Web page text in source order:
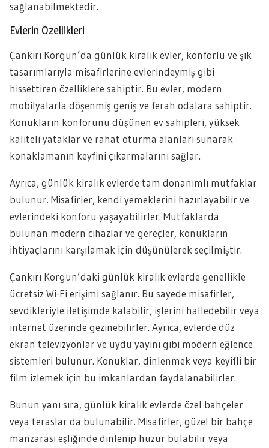
sağlanabilmektedir.
Evlerin Özellikleri
Çankırı Korgun’da günlük kiralık evler, konforlu ve şık
tasarımlarıyla misafirlerine evlerindeymiş gibi
hissettiren özelliklere sahiptir. Bu evler, modern
mobilyalarla döşenmiş geniş ve ferah odalara sahiptir.
Konukların konforunu düşünen ev sahipleri, yüksek
kaliteli yataklar ve rahat oturma alanları sunarak
konaklamanın keyfini çıkarmalarını sağlar.
Ayrıca, günlük kiralık evlerde tam donanımlı mutfaklar
bulunur. Misafirler, kendi yemeklerini hazırlayabilir ve
evlerindeki konforu yaşayabilirler. Mutfaklarda
bulunan modern cihazlar ve gereçler, konukların
ihtiyaçlarını karşılamak için düşünülerek seçilmiştir.
Çankırı Korgun’daki günlük kiralık evlerde genellikle
ücretsiz Wi-Fi erişimi sağlanır. Bu sayede misafirler,
sevdikleriyle iletişimde kalabilir, işlerini halledebilir veya
internet üzerinde gezinebilirler. Ayrıca, evlerde düz
ekran televizyonlar ve uydu yayını gibi modern eğlence
sistemleri bulunur. Konuklar, dinlenmek veya keyifli bir
film izlemek için bu imkanlardan faydalanabilirler.
Bunun yanı sıra, günlük kiralık evlerde özel bahçeler
veya teraslar da bulunabilir. Misafirler, güzel bir bahçe
manzarası eşliğinde dinlenip huzur bulabilir veya